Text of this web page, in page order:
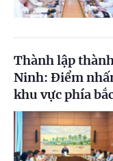
Thành lập
Ninh: Điểm
khu vực phía